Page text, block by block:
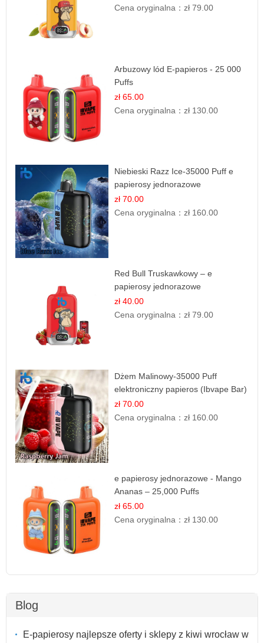
Cena oryginalna：zł 79.00
Arbuzowy lód E-papieros - 25 000
Puffs
zł 65.00
Cena oryginalna：zł 130.00
Niebieski Razz Ice-35000 Puff e
papierosy jednorazowe
zł 70.00
Cena oryginalna：zł 160.00
Red Bull Truskawkowy – e
papierosy jednorazowe
zł 40.00
Cena oryginalna：zł 79.00
Dżem Malinowy-35000 Puff
elektroniczny papieros (Ibvape Bar)
zł 70.00
Cena oryginalna：zł 160.00
e papierosy jednorazowe - Mango
Ananas – 25,000 Puffs
zł 65.00
Cena oryginalna：zł 130.00
Blog
E-papierosy najlepsze oferty i sklepy z kiwi wrocław w